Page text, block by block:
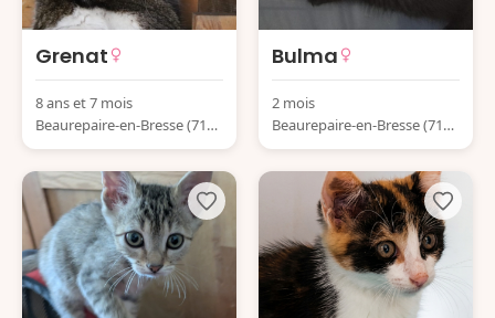
Grenat
8 ans et 7 mois
Beaurepaire-en-Bresse (7158
0) France
Bulma
2 mois
Beaurepaire-en-Bresse (7158
0) France